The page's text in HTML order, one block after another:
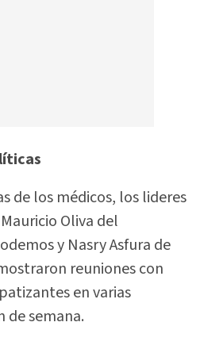
de los médicos, los lideres
Oliva del
y Nasry Asfura de
reuniones con
en varias
de semana.